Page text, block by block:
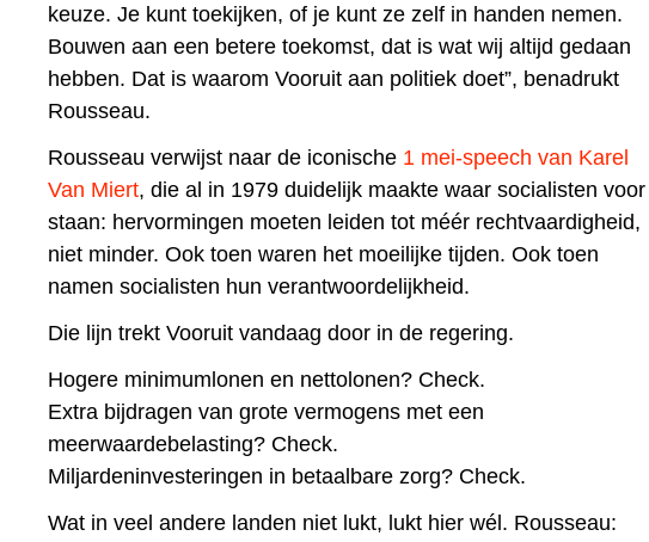
keuze. Je kunt toekijken, of je kunt ze zelf in handen nemen.
Bouwen aan een betere toekomst, dat is wat wij altijd gedaan
hebben. Dat is waarom Vooruit aan politiek doet”, benadrukt
Rousseau.
Rousseau verwijst naar de iconische 1 mei-speech van Karel
Van Miert, die al in 1979 duidelijk maakte waar socialisten voor
staan: hervormingen moeten leiden tot méér rechtvaardigheid,
niet minder. Ook toen waren het moeilijke tijden. Ook toen
namen socialisten hun verantwoordelijkheid.
Die lijn trekt Vooruit vandaag door in de regering.
Hogere minimumlonen en nettolonen? Check.
Extra bijdragen van grote vermogens met een
meerwaardebelasting? Check.
Miljardeninvesteringen in betaalbare zorg? Check.
Wat in veel andere landen niet lukt, lukt hier wél. Rousseau: